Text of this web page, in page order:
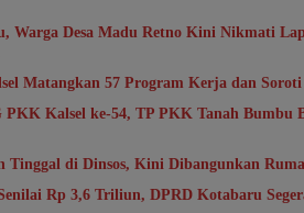
Warga Desa Madu Retno Kini Nikmati
Matangkan 57 Program Kerja dan
PKK Kalsel ke-54, TP PKK Tanah Bumbu
Tinggal di Dinsos, Kini Dibangunkan
Rp 3,6 Triliun, DPRD Kotabaru